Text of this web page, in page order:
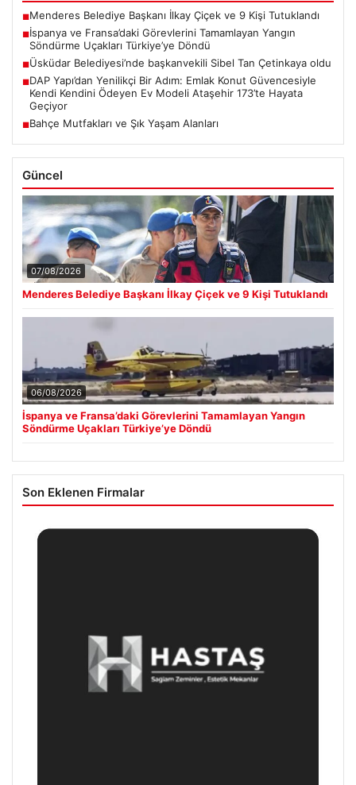
■Menderes Belediye Başkanı İlkay Çiçek ve 9 Kişi Tutuklandı
■İspanya ve Fransa’daki Görevlerini Tamamlayan Yangın
Söndürme Uçakları Türkiye’ye Döndü
■Üsküdar Belediyesi’nde başkanvekili Sibel Tan Çetinkaya oldu
■DAP Yapı’dan Yenilikçi Bir Adım: Emlak Konut Güvencesiyle
Kendi Kendini Ödeyen Ev Modeli Ataşehir 173’te Hayata
Geçiyor
■Bahçe Mutfakları ve Şık Yaşam Alanları
Güncel
07/08/2026
Menderes Belediye Başkanı İlkay Çiçek ve 9 Kişi Tutuklandı
06/08/2026
İspanya ve Fransa’daki Görevlerini Tamamlayan Yangın
Söndürme Uçakları Türkiye’ye Döndü
Son Eklenen Firmalar